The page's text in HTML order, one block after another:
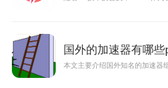
国外的加速器有哪
本文主要介绍国外知名的加速器